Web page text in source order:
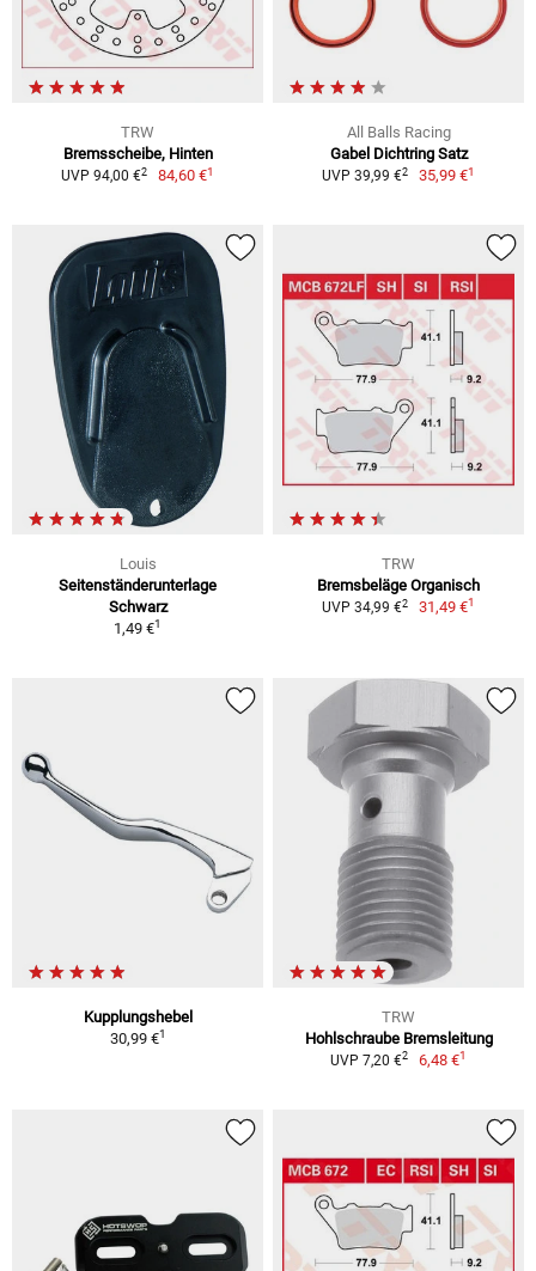
TRW
Bremsscheibe, Hinten
UVP 94,00 €2 84,60 €1
All Balls Racing
Gabel Dichtring Satz
UVP 39,99 €2 35,99 €1
Louis
Seitenständerunterlage
Schwarz
1,49 €1
TRW
Bremsbeläge Organisch
UVP 34,99 €2 31,49 €1
Kupplungshebel
30,99 €1
TRW
Hohlschraube Bremsleitung
UVP 7,20 €2 6,48 €1